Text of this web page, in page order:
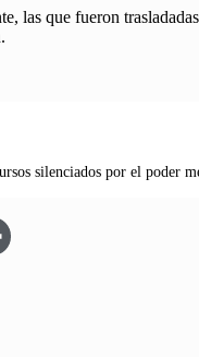
las que fueron
silenciados por el poder